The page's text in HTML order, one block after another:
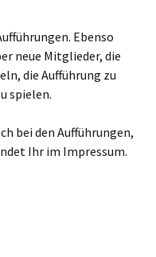
Ebenso
neue Mitglieder, die
die Aufführung zu
spielen.
bei den Aufführungen,
Ihr im Impressum.